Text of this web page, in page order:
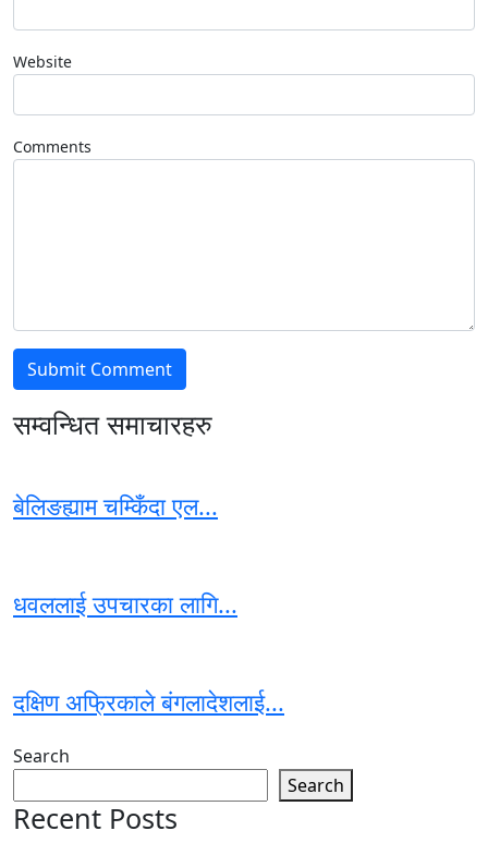
Website
Comments
सम्वन्धित समाचारहरु
बेलिङह्याम चम्किँदा एल...
धवललाई उपचारका लागि...
दक्षिण अफ्रिकाले बंगलादेशलाई...
Search
Search
Recent Posts